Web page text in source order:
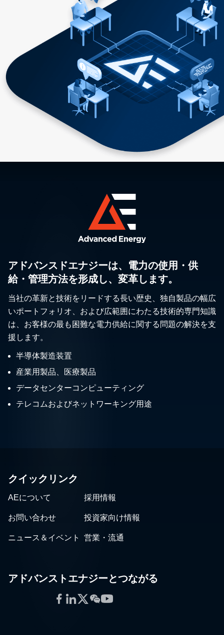
アドバンスドエナジーは、電力の使用・供
給・管理方法を形成し、変革します。
当社の革新と技術をリードする長い歴史、独自製品の幅広
いポートフォリオ、および広範囲にわたる技術的専門知識
は、お客様の最も困難な電力供給に関する問題の解決を支
援します。
半導体製造装置
産業用製品、医療製品
データセンターコンピューティング
テレコムおよびネットワーキング用途
クイックリンク
AEについて 採用情報
お問い合わせ 投資家向け情報
ニュース＆イベント 営業・流通
アドバンストエナジーとつながる
Facebook
LinkedIn
Twitter
WeChat
YouTube